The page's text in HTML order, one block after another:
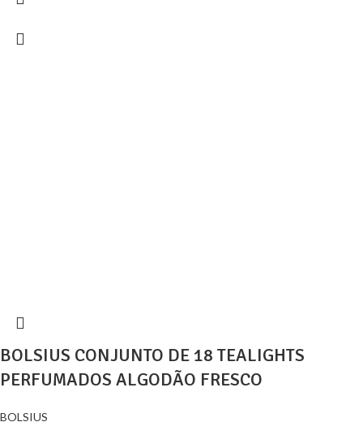
BOLSIUS CONJUNTO DE 18 TEALIGHTS
PERFUMADOS ALGODÃO FRESCO
BOLSIUS